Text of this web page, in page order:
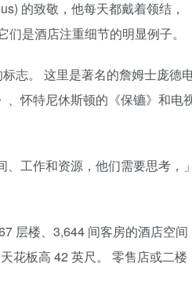
的致敬，他每天都戴着领结，
是酒店注重细节的明显例子。
志。 这里是著名的詹姆士庞德
、怀特尼休斯顿的《保镳》和电
、工作和资源，他们需要思考，
层楼、3,644 间客房的酒店空间
花板高 42 英尺。 零售店或二楼